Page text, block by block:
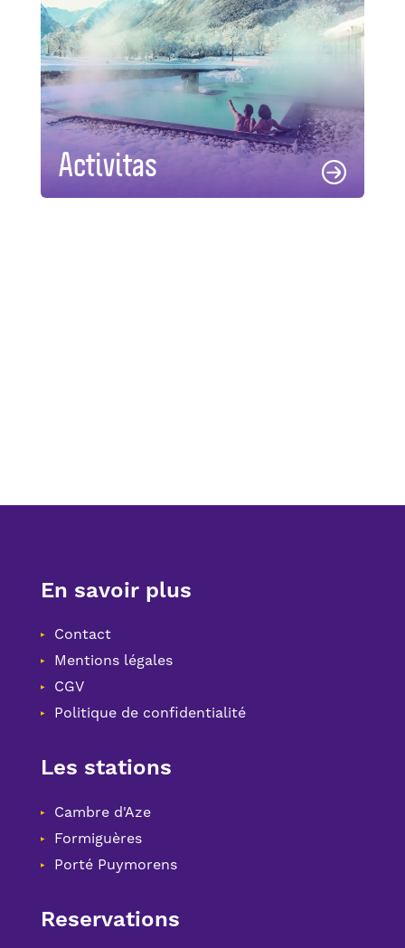
Activitas
En savoir plus
Contact
Mentions légales
CGV
Politique de confidentialité
Les stations
Cambre d'Aze
Formiguères
Porté Puymorens
Reservations